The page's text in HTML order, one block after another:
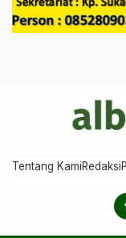
Tentang KamiRedaksi